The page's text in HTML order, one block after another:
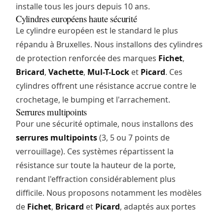
installe tous les jours depuis 10 ans.
Cylindres européens haute sécurité
Le cylindre européen est le standard le plus
répandu à Bruxelles. Nous installons des cylindres
de protection renforcée des marques Fichet,
Bricard, Vachette, Mul-T-Lock et Picard. Ces
cylindres offrent une résistance accrue contre le
crochetage, le bumping et l'arrachement.
Serrures multipoints
Pour une sécurité optimale, nous installons des
serrures multipoints(3, 5 ou 7 points de
verrouillage). Ces systèmes répartissent la
résistance sur toute la hauteur de la porte,
rendant l'effraction considérablement plus
difficile. Nous proposons notamment les modèles
de Fichet, Bricard et Picard, adaptés aux portes